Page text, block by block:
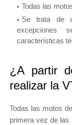
Todas las
Se trata de
excepciones
características
¿A partir
realizar la
Todas las motos
primera vez de